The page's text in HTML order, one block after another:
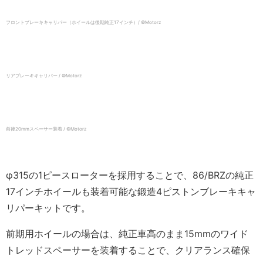
フロントブレーキキャリパー（ホイールは後期純正17インチ）/ ©️Motorz
リアブレーキキャリパー / ©️Motorz
前後20mmスペーサー装着 / ©️Motorz
φ315の1ピースローターを採用することで、86/BRZの純正
17インチホイールも装着可能な鍛造4ピストンブレーキキャ
リパーキットです。
前期用ホイールの場合は、純正車高のまま15mmのワイド
トレッドスペーサーを装着することで、クリアランス確保